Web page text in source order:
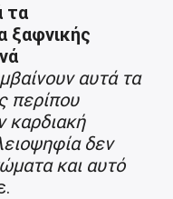
τα
ξαφνικής
αυτά τα
περίπου
καρδιακή
δεν
και αυτό